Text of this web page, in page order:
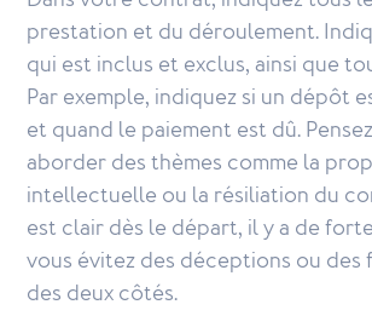
prestation et du déroulement.
qui est inclus et exclus, ainsi que
Par exemple, indiquez si un dépôt
et quand le paiement est dû.
aborder des thèmes comme la
intellectuelle ou la résiliation du
est clair dès le départ, il y a de
vous évitez des déceptions ou des
des deux côtés.